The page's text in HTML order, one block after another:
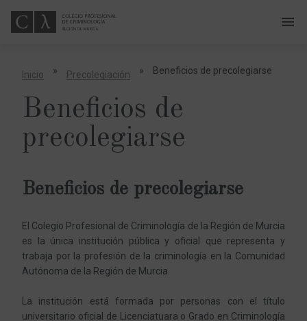
menu
Inicio » Precolegiación » Beneficios de precolegiarse
Beneficios de
precolegiarse
Beneficios de precolegiarse
El Colegio Profesional de Criminología de la Región de Murcia
es la única institución pública y oficial que representa y
trabaja por la profesión de la criminología en la Comunidad
Autónoma de la Región de Murcia.
La institución está formada por personas con el título
universitario oficial de Licenciatuara o Grado en Criminología